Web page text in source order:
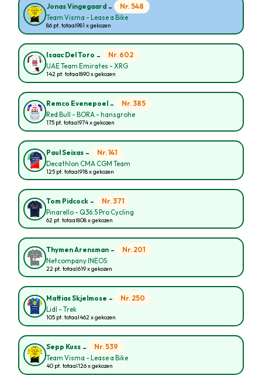
Jonas Vingegaard - Nr. 548
Team Visma - Lease a Bike
86 pt. totaal981 x gekozen
Isaac Del Toro - Nr. 602
UAE Team Emirates - XRG
142 pt. totaal890 x gekozen
Remco Evenepoel - Nr. 385
Red Bull - BORA - hansgrohe
175 pt. totaal974 x gekozen
Paul Seixas - Nr. 141
Decathlon CMA CGM Team
125 pt. totaal918 x gekozen
Tom Pidcock - Nr. 371
Pinarello - Q36.5 Pro Cycling
62 pt. totaal808 x gekozen
Thymen Arensman - Nr. 201
Netcompany INEOS
22 pt. totaal619 x gekozen
Mattias Skjelmose - Nr. 250
Lidl - Trek
105 pt. totaal462 x gekozen
Sepp Kuss - Nr. 539
Team Visma - Lease a Bike
40 pt. totaal126 x gekozen